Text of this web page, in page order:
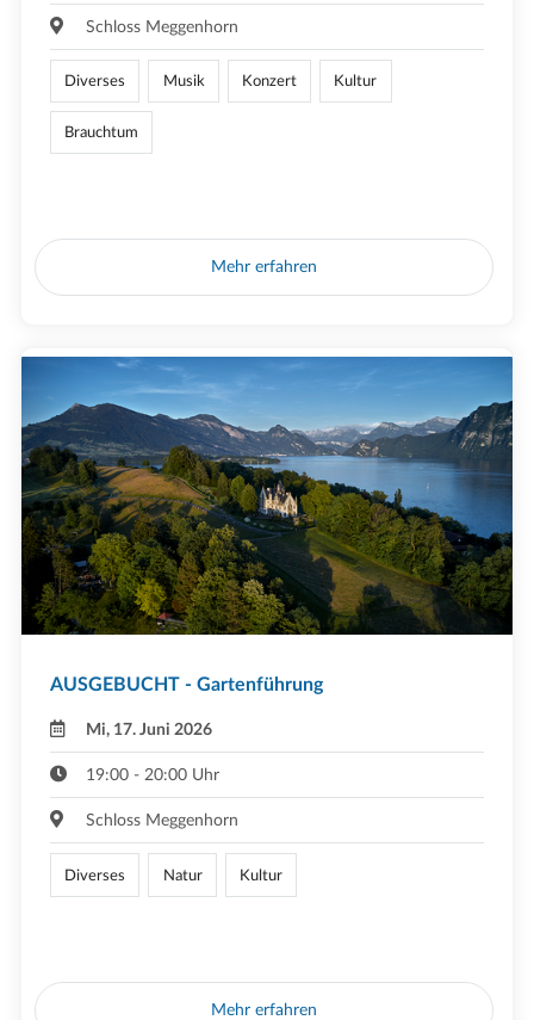
Schloss Meggenhorn
Diverses Musik Konzert Kultur
Brauchtum
Mehr erfahren
AUSGEBUCHT - Gartenführung
Mi, 17. Juni 2026
19:00 - 20:00 Uhr
Schloss Meggenhorn
Diverses Natur Kultur
Mehr erfahren